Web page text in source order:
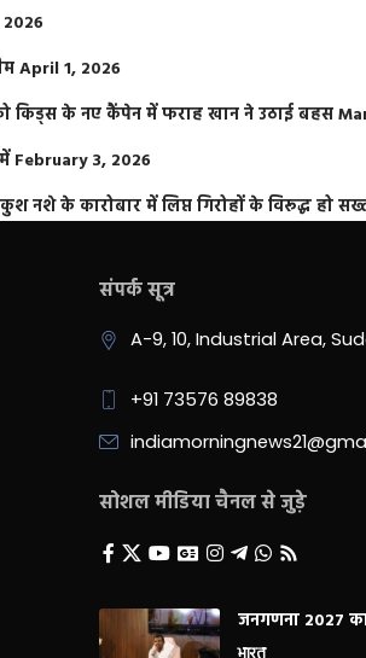
April 1, 2026
किड्स के नए कैंपेन में फराह खान ने उठाई बहस
February 3, 2026
नशे के कारोबार में लिप्त गिरोहों के विरूद्ध हो
संपर्क सूत्र
A-9, 10, Industrial Area,
+91 73576 89838
सोशल मीडिया चैनल से जुड़े
जनगणना 2027